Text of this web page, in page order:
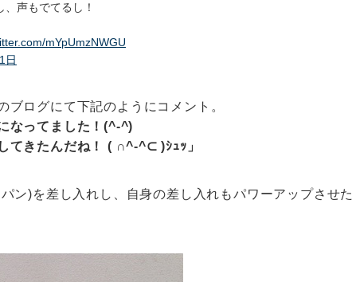
声もでてるし！
mYpUmzNWGU
日
ログにて下記のようにコメント。
なってました！(^-^)
てきたんだね！ ( ∩^-^⊂ )ｼｭｯ」
ン)を差し入れし、自身の差し入れもパワーアップさせた